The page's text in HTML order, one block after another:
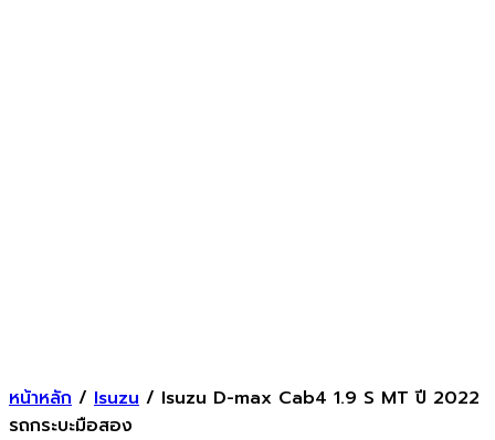
หน้าหลัก / Isuzu / Isuzu D-max Cab4 1.9 S MT ปี 2022
รถกระบะมือสอง